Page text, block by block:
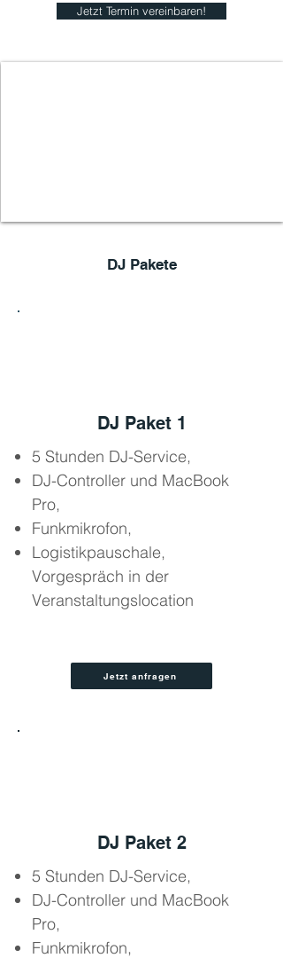
Jetzt Termin vereinbaren!
DJ Pakete
DJ Paket 1
5 Stunden DJ-Service,
DJ-Controller und MacBook
Pro,
Funkmikrofon,
Logistikpauschale,
Vorgespräch in der
Veranstaltungslocation
Jetzt anfragen
DJ Paket 2
5 Stunden DJ-Service,
DJ-Controller und MacBook
Pro,
Funkmikrofon,